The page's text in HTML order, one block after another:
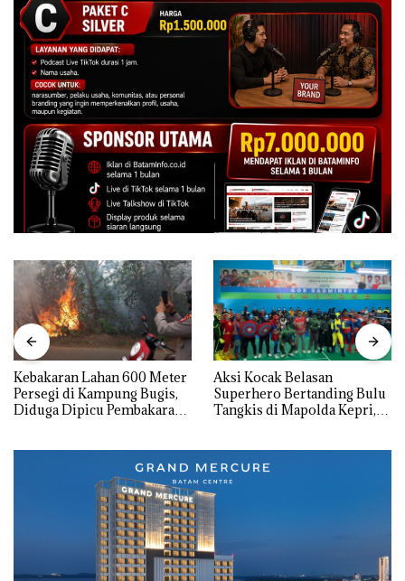
Kebakaran Lahan 600 Meter
Persegi di Kampung Bugis,
Diduga Dipicu Pembakaran
Aksi Kocak Belasan
Superhero Bertanding Bulu
Tangkis di Mapolda Kepri,